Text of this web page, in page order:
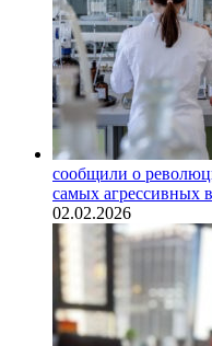
сообщили о
самых агрессивных
02.02.2026